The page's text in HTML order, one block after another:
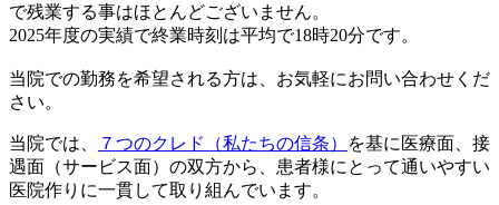
で残業する事はほとんどございません。
2025年度の実績で終業時刻は平均で18時20分です。
当院での勤務を希望される方は、お気軽にお問い合わせくだ
さい。
当院では、 ７つのクレド（私たちの信条）
を基に医療面、接
遇面（サービス面）の双方から、患者様にとって通いやすい
医院作りに一貫して取り組んでいます。